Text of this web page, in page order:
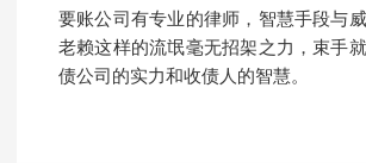
要账公司有专业的律师，智慧手段与
老赖这样的流氓毫无招架之力，束手
债公司的实力和收债人的智慧。